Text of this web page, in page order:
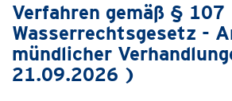
Verfahren gemäß § 107
Wasserrechtsgesetz -
mündlicher
21.09.2026 )